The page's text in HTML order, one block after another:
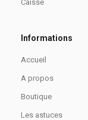
Caisse
Informations
Accueil
A propos
Boutique
Les astuces